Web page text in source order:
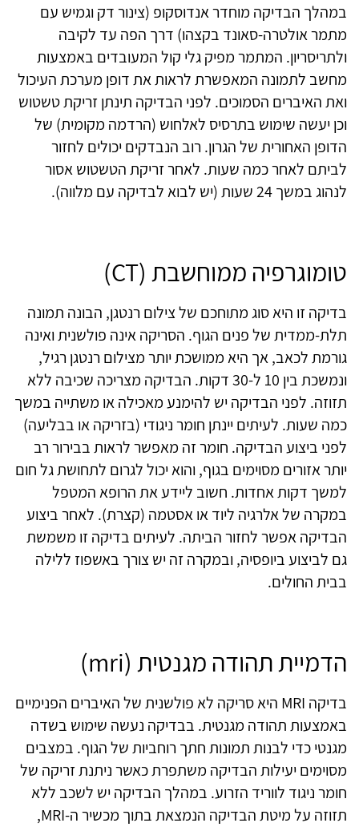
במהלך הבדיקה מוחדר אנדוסקופ (צינור דק וגמיש עם
מתמר אולטרה-סאונד בקצהו) דרך הפה עד לקיבה
ולתריסריון. המתמר מפיק גלי קול המעובדים באמצעות
מחשב לתמונה המאפשרת לראות את דופן מערכת העיכול
ואת האיברים הסמוכים. לפני הבדיקה תינתן זריקת טשטוש
וכן יעשה שימוש בתרסיס לאלחוש (הרדמה מקומית) של
הדופן האחורית של הגרון. רוב הנבדקים יכולים לחזור
לביתם לאחר כמה שעות. לאחר זריקת הטשטוש אסור
לנהוג במשך 24 שעות (יש לבוא לבדיקה עם מלווה).
טומוגרפיה ממוחשבת (CT)
בדיקה זו היא סוג מתוחכם של צילום רנטגן, הבונה תמונה
תלת-ממדית של פנים הגוף. הסריקה אינה פולשנית ואינה
גורמת לכאב, אך היא ממושכת יותר מצילום רנטגן רגיל,
ונמשכת בין 10 ל-30 דקות. הבדיקה מצריכה שכיבה ללא
תזוזה. לפני הבדיקה יש להימנע מאכילה או משתייה במשך
כמה שעות. לעיתים יינתן חומר ניגודי (בזריקה או בבליעה)
לפני ביצוע הבדיקה. חומר זה מאפשר לראות בבירור רב
יותר אזורים מסוימים בגוף, והוא יכול לגרום לתחושת גל חום
למשך דקות אחדות. חשוב ליידע את הרופא המטפל
במקרה של אלרגיה ליוד או אסטמה (קצרת). לאחר ביצוע
הבדיקה אפשר לחזור הביתה. לעיתים בדיקה זו משמשת
גם לביצוע ביופסיה, ובמקרה זה יש צורך באשפוז ללילה
בבית החולים.
הדמיית תהודה מגנטית (mri)
בדיקה MRI היא סריקה לא פולשנית של האיברים הפנימיים
באמצעות תהודה מגנטית. בבדיקה נעשה שימוש בשדה
מגנטי כדי לבנות תמונות חתך רוחביות של הגוף. במצבים
מסוימים יעילות הבדיקה משתפרת כאשר ניתנת זריקה של
חומר ניגוד לווריד הזרוע. במהלך הבדיקה יש לשכב ללא
תזוזה על מיטת הבדיקה הנמצאת בתוך מכשיר ה-MRI,